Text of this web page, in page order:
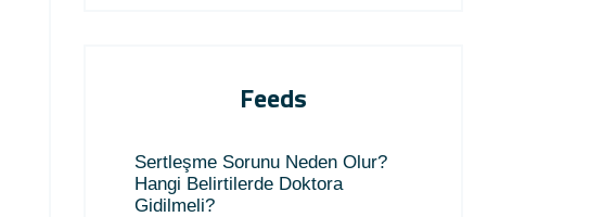
Feeds
Sertleşme Sorunu Neden Olur?
Hangi Belirtilerde Doktora
Gidilmeli?